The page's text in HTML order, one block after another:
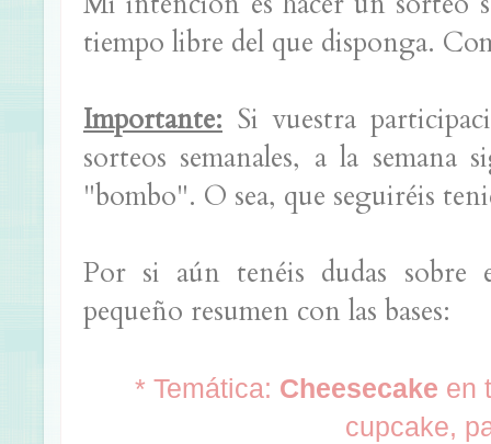
tiempo libre del que disponga.
Importante: Si vuestra
sorteos semanales, a la semana
"bombo". O sea, que seguiréis
Por si aún tenéis dudas
pequeño resumen con las bases:
* Temática: Cheesecake en
cupcake,